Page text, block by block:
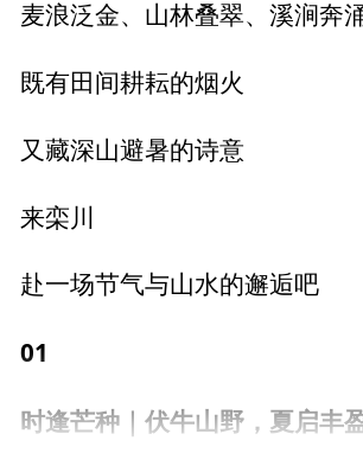
麦浪泛金、山林叠翠、溪涧奔
既有田间耕耘的烟火
又藏深山避暑的诗意
来栾川
赴一场节气与山水的邂逅吧
01
时逢芒种｜伏牛山野，夏启丰